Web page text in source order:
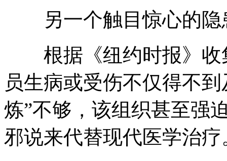
另一个触目惊心的隐
根据《纽约时报》收
员生病或受伤不仅得不
炼”不够，该组织甚至强
邪说来代替现代医学治疗